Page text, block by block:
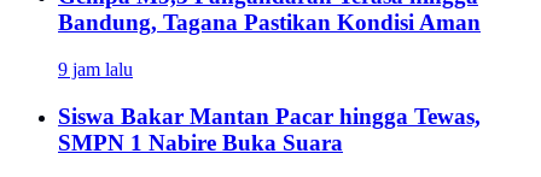
Bandung, Tagana Pastikan Kondisi Aman
9 jam lalu
Siswa Bakar Mantan Pacar hingga Tewas,
SMPN 1 Nabire Buka Suara